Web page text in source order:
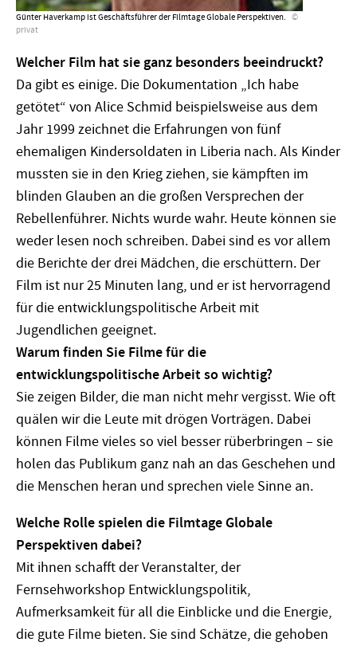
Günter Haverkamp ist Geschäftsführer der Filmtage Globale Perspektiven.
privat
Welcher Film hat sie ganz besonders beeindruckt?
Da gibt es einige. Die Dokumentation „Ich habe
getötet“ von Alice Schmid beispielsweise aus dem
Jahr 1999 zeichnet die Erfahrungen von fünf
ehemaligen Kindersoldaten in Liberia nach. Als Kinder
mussten sie in den Krieg ziehen, sie kämpften im
blinden Glauben an die großen Versprechen der
Rebellenführer. Nichts wurde wahr. Heute können sie
weder lesen noch schreiben. Dabei sind es vor allem
die Berichte der drei Mädchen, die erschüttern. Der
Film ist nur 25 Minuten lang, und er ist hervorragend
für die entwicklungspolitische Arbeit mit
Jugendlichen geeignet.
Warum finden Sie Filme für die
entwicklungspolitische Arbeit so wichtig?
Sie zeigen Bilder, die man nicht mehr vergisst. Wie oft
quälen wir die Leute mit drögen Vorträgen. Dabei
können Filme vieles so viel besser rüberbringen – sie
holen das Publikum ganz nah an das Geschehen und
die Menschen heran und sprechen viele Sinne an.
Welche Rolle spielen die Filmtage Globale
Perspektiven dabei?
Mit ihnen schafft der Veranstalter, der
Fernsehworkshop Entwicklungspolitik,
Aufmerksamkeit für all die Einblicke und die Energie,
die gute Filme bieten. Sie sind Schätze, die gehoben